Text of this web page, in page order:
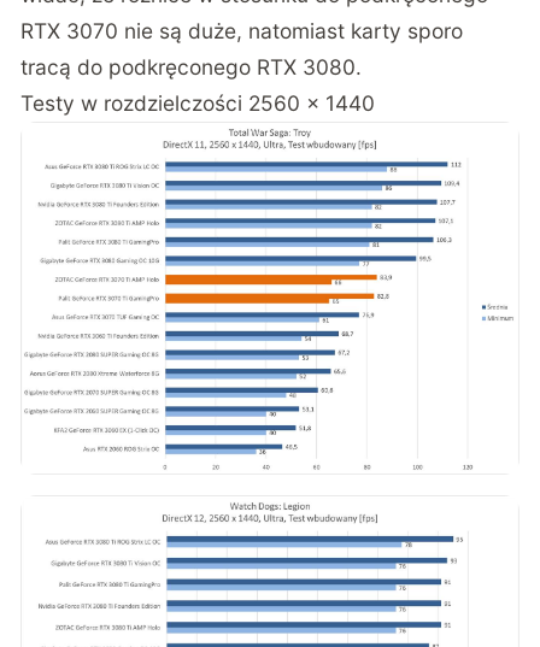
RTX 3070 nie są duże, natomiast karty sporo
tracą do podkręconego RTX 3080.
Testy w rozdzielczości 2560 x 1440